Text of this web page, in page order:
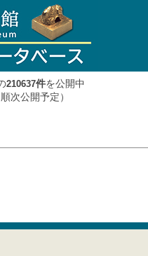
210637件を公開中
順次公開予定）